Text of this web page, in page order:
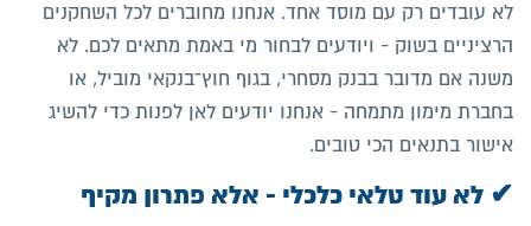
לא עובדים רק עם מוסד אחד. אנחנו מחוברים לכל השחקנים
הרציניים בשוק - ויודעים לבחור מי באמת מתאים לכם. לא
משנה אם מדובר בבנק מסחרי, בגוף חוץ־בנקאי מוביל, או
בחברת מימון מתמחה - אנחנו יודעים לאן לפנות כדי להשיג
אישור בתנאים הכי טובים.
✔ לא עוד טלאי כלכלי - אלא פתרון מקיף